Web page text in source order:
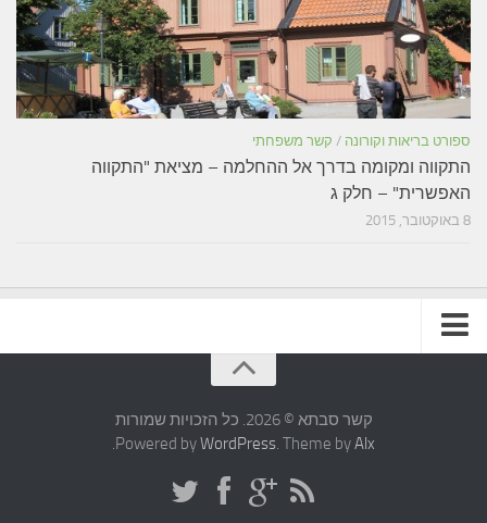
ספורט בריאות וקורונה / קשר משפחתי
התקווה ומקומה בדרך אל ההחלמה – מציאת "התקווה
האפשרית" – חלק ג
8 באוקטובר, 2015
קשר סבתא © 2026. כל הזכויות שמורות
Powered byWordPress. Theme byAlx
.